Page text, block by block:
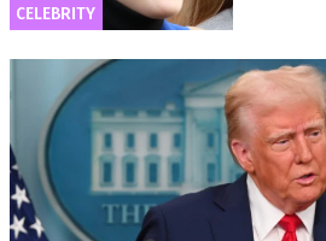
CELEBRITY